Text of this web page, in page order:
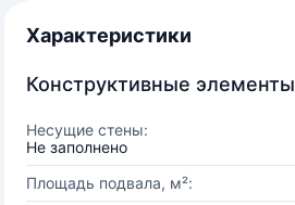
Характеристики
Конструктивные элементы
Несущие стены:
Не заполнено
Площадь подвала, м²: